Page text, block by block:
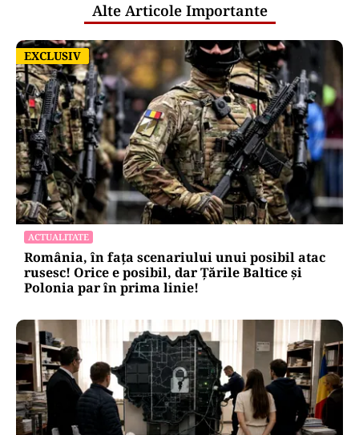
Alte Articole Importante
EXCLUSIV
EXCLUSIV
ACTUALITATE
România, în fața scenariului unui posibil atac
rusesc! Orice e posibil, dar Țările Baltice și
Polonia par în prima linie!